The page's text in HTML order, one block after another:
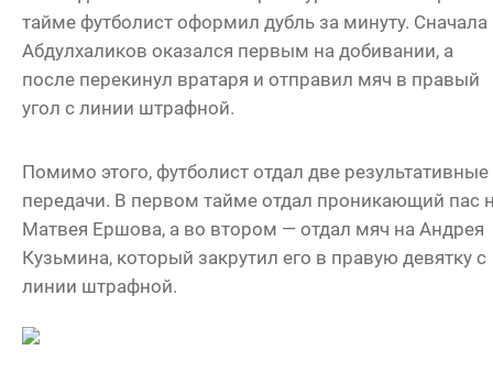
тайме футболист оформил дубль за минуту. Сначала
Абдулхаликов оказался первым на добивании, а
после перекинул вратаря и отправил мяч в правый
угол с линии штрафной.
Помимо этого, футболист отдал две результативные
передачи. В первом тайме отдал проникающий пас
Матвея Ершова, а во втором — отдал мяч на Андрея
Кузьмина, который закрутил его в правую девятку с
линии штрафной.